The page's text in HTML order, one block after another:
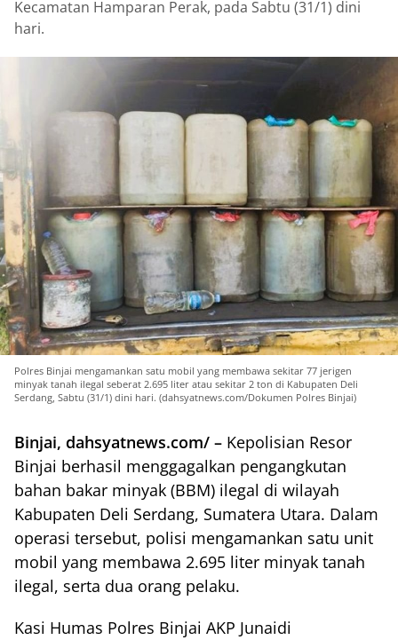
Kecamatan Hamparan Perak, pada Sabtu (31/1) dini
hari.
Polres Binjai mengamankan satu mobil yang membawa sekitar 77 jerigen
minyak tanah ilegal seberat 2.695 liter atau sekitar 2 ton di Kabupaten Deli
Serdang, Sabtu (31/1) dini hari. (dahsyatnews.com/Dokumen Polres Binjai)
Binjai, dahsyatnews.com/ – Kepolisian Resor
Binjai berhasil menggagalkan pengangkutan
bahan bakar minyak (BBM) ilegal di wilayah
Kabupaten Deli Serdang, Sumatera Utara. Dalam
operasi tersebut, polisi mengamankan satu unit
mobil yang membawa 2.695 liter minyak tanah
ilegal, serta dua orang pelaku.
Kasi Humas Polres Binjai AKP Junaidi